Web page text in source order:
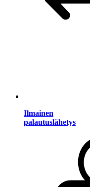
Ilmainen
palautuslähetys